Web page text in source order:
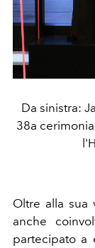
Da sinistra:
38a
Oltre alla sua
anche
partecipato a